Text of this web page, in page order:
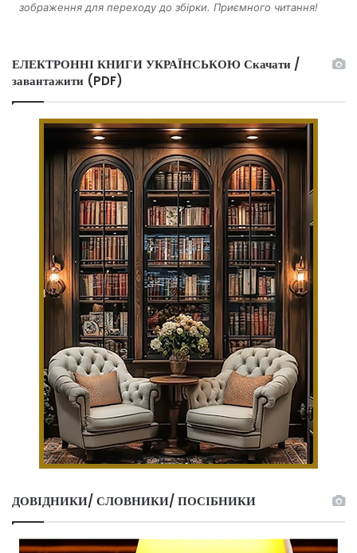
зображення для переходу до збірки. Приємного читання!
ЕЛЕКТРОННІ КНИГИ УКРАЇНСЬКОЮ Скачати /
завантажити (PDF)
ДОВІДНИКИ/ СЛОВНИКИ/ ПОСІБНИКИ